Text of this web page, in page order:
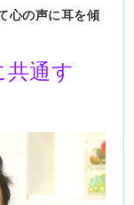
心の声に耳を傾
共通す